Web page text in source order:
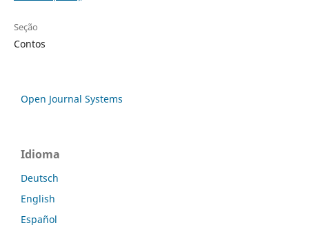
Seção
Contos
Open Journal Systems
Idioma
Deutsch
English
Español